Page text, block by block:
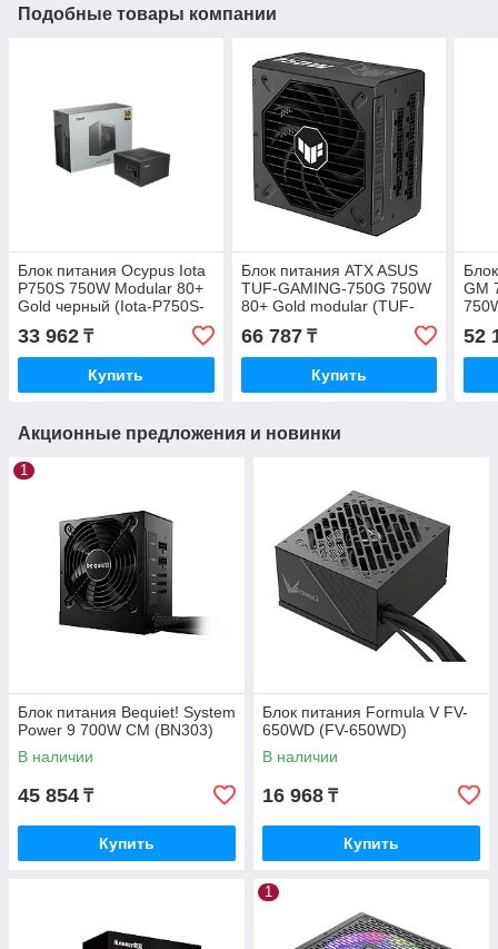
Подобные товары компании
Блок питания Ocypus Iota
P750S 750W Modular 80+
Gold черный (Iota-P750S-
GFFBK025X-EU)
33 962 ₸
Купить
Блок питания ATX ASUS
TUF-GAMING-750G 750W
80+ Gold modular (TUF-
GAMING-750G)
66 787₸
Купить
GM
52
Акционные предложения и новинки
1
Блок питания Bequiet! System
Power 9 700W CM (BN303)
В наличии
45 854 ₸
Купить
Блок питания Formula V FV-
650WD (FV-650WD)
В наличии
16 968 ₸
Купить
1